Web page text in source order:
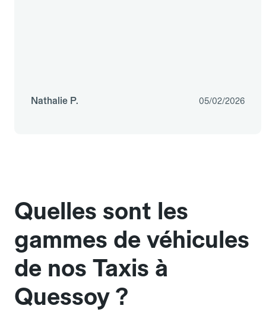
Nathalie P. 05/02/2026
Quelles sont les
gammes de véhicules
de nos Taxis à
Quessoy ?